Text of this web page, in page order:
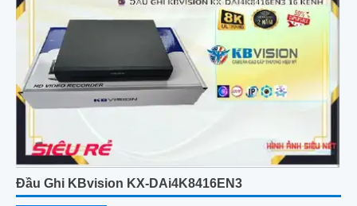
Đầu Ghi KBvision KX-DAi4K8416EN3